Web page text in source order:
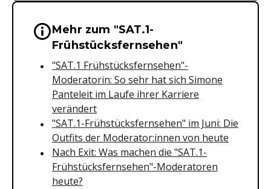
Wichtige Hinweise &
Mehr zum "SAT.1-
Frühstücksfernsehen"
"SAT.1 Frühstücksfernsehen"-
Moderatorin: So sehr hat sich Simone
Panteleit im Laufe ihrer Karriere
verändert
"SAT.1-Frühstücksfernsehen" im Juni: Die
Outfits der Moderator:innen von heute
Nach Exit: Was machen die "SAT.1-
Frühstücksfernsehen"-Moderatoren
heute?